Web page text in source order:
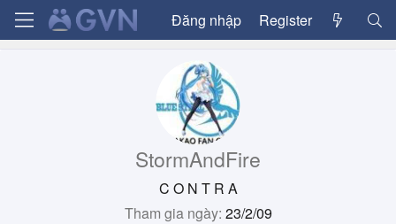
Đăng nhập Register
StormAndFire
C O N T R A
Tham gia ngày 23/2/09